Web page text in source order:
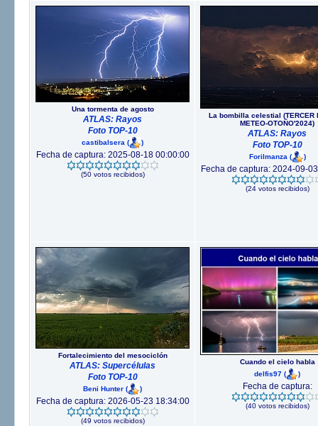
Una tormenta de agosto
ATLAS: Rayos
Foto TOP-10
castibalsera ( )
Fecha de captura: 2025-08-18 00:00:00
(50 votos recibidos)
La bombilla celestial (TERCER
METEO-OTOÑO'2024)
ATLAS: Rayos
Foto TOP-10
Forilmanza ( )
Fecha de captura: 2024-09-
(24 votos recibidos)
Fortalecimiento del mesociclón
ATLAS: Supercélulas
Foto TOP-10
Beni Hunter ( )
Fecha de captura: 2026-05-23 18:34:00
(49 votos recibidos)
Cuando el cielo habla
delfis97 ( )
Fecha de captura:
(40 votos recibidos)